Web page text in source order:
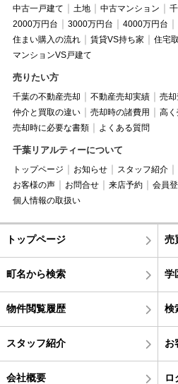
中古一戸建て
土地 中古マンション
2000万円台
3000万円台 4000万円台
住まい購入の流れ
賃貸VS持ち家
住宅
マンションVS戸建て
売りたい方
千葉の不動産売却 不動産売却実績 売
仲介と買取の違い
売却時の諸費用
高く
売却時に必要な書類
よくある質問
千葉リアルティーについて
トップページ お知らせ スタッフ紹介
お客様の声
お問合せ 来店予約 会員
個人情報の取扱い
トップページ 売
町名から検索 学
物件閲覧履歴 検
スタッフ紹介 お
会社概要 ロ